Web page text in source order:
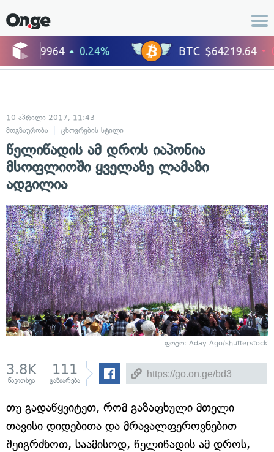
10 აპრილი 2017, 11:43
მოგზაურობა
ცხოვრების სტილი
წელიწადის ამ დროს იაპონია
მსოფლიოში ყველაზე ლამაზი
ადგილია
ფოტო: Aday Ago/shutterstock
3.8K
წაკითხვა
111
გაზიარება
თუ გადაწყვიტეთ, რომ გაზაფხული მთელი
თავისი დიდებითა და მრავალფეროვნებით
შეიგრძნოთ, საამისოდ, წელიწადის ამ დროს,